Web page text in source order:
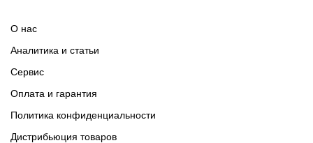
О нас
Аналитика и статьи
Сервис
Оплата и гарантия
Политика конфиденциальности
Дистрибьюция товаров